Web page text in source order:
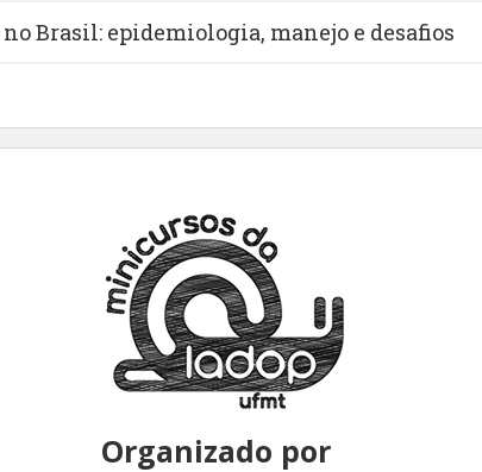
Brasil: epidemiologia, manejo e desafios
Organizado por